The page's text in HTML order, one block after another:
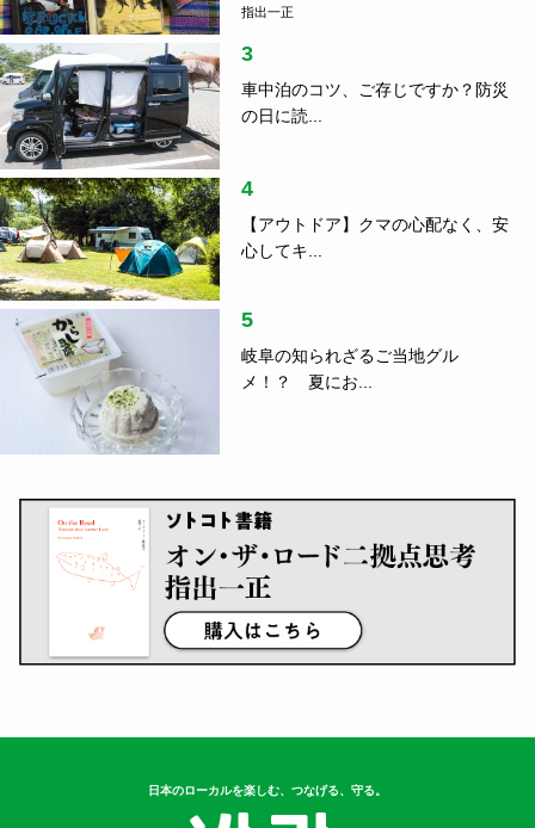
指出一正
3
車中泊のコツ、ご存じですか？防災
の日に読...
4
【アウトドア】クマの心配なく、安
心してキ...
5
岐阜の知られざるご当地グル
メ！？ 夏にお...
日本のローカルを楽しむ、つなげる、守る。